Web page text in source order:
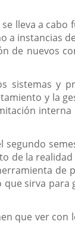
lleva a
a instancias
de nuevos
sistemas y
y la
de la
de
sirva
que ver con